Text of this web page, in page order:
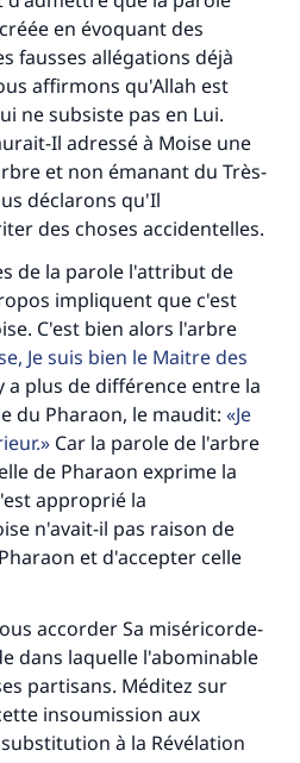
en évoquant des
fausses allégations déjà
affirmons qu'Allah est
ne subsiste pas en Lui.
Il adressé à Moise une
et non émanant du Très-
déclarons qu'Il
des choses accidentelles.
de la parole l'attribut de
impliquent que c'est
C'est bien alors l'arbre
Je suis bien le Maitre des
a plus de différence entre la
du Pharaon, le maudit:
Je
Car la parole de l'arbre
de Pharaon exprime la
approprié la
n'avait-il pas raison de
et d'accepter celle
accorder Sa miséricorde-
dans laquelle l'abominable
partisans. Méditez sur
insoumission aux
à la Révélation